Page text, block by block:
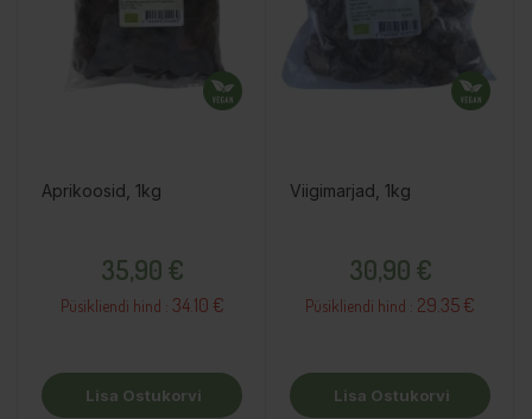
Aprikoosid, 1kg
35,90 €
Püsikliendi hind : 34.10 €
Lisa Ostukorvi
Viigimarjad, 1kg
30,90 €
Püsikliendi hind : 29.35 €
Lisa Ostukorvi